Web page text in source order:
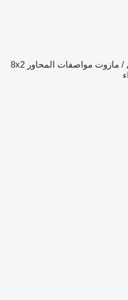
/ مازوت مواصفات المحاور 8x2